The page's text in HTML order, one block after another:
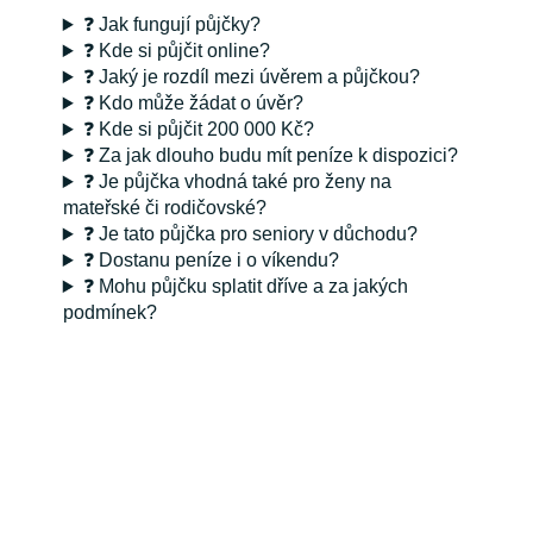
❓ Jak fungují půjčky?
❓ Kde si půjčit online?
❓ Jaký je rozdíl mezi úvěrem a půjčkou?
❓ Kdo může žádat o úvěr?
❓ Kde si půjčit 200 000 Kč?
❓ Za jak dlouho budu mít peníze k dispozici?
❓ Je půjčka vhodná také pro ženy na
mateřské či rodičovské?
❓ Je tato půjčka pro seniory v důchodu?
❓ Dostanu peníze i o víkendu?
❓ Mohu půjčku splatit dříve a za jakých
podmínek?